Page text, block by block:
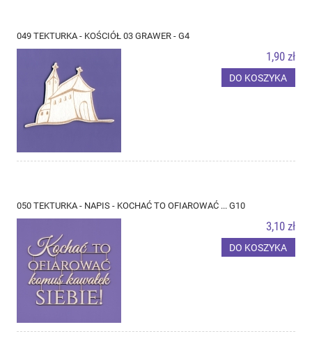
049 TEKTURKA - KOŚCIÓŁ 03 GRAWER - G4
1,90 zł
DO KOSZYKA
050 TEKTURKA - NAPIS - KOCHAĆ TO OFIAROWAĆ ... G10
3,10 zł
DO KOSZYKA